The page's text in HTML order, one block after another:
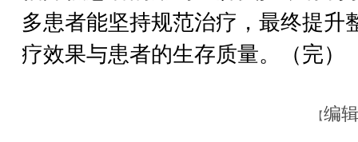
多患者能坚持规范治疗，最终提升
疗效果与患者的生存质量。（完）
【编